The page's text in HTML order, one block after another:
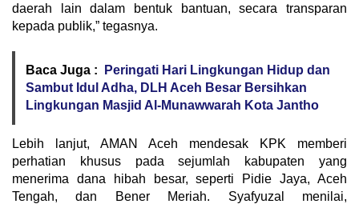
daerah lain dalam bentuk bantuan, secara transparan
kepada publik,” tegasnya.
Baca Juga :
Peringati Hari Lingkungan Hidup dan
Sambut Idul Adha, DLH Aceh Besar Bersihkan
Lingkungan Masjid Al-Munawwarah Kota Jantho
Lebih lanjut, AMAN Aceh mendesak KPK memberi
perhatian khusus pada sejumlah kabupaten yang
menerima dana hibah besar, seperti Pidie Jaya, Aceh
Tengah, dan Bener Meriah. Syafyuzal menilai,